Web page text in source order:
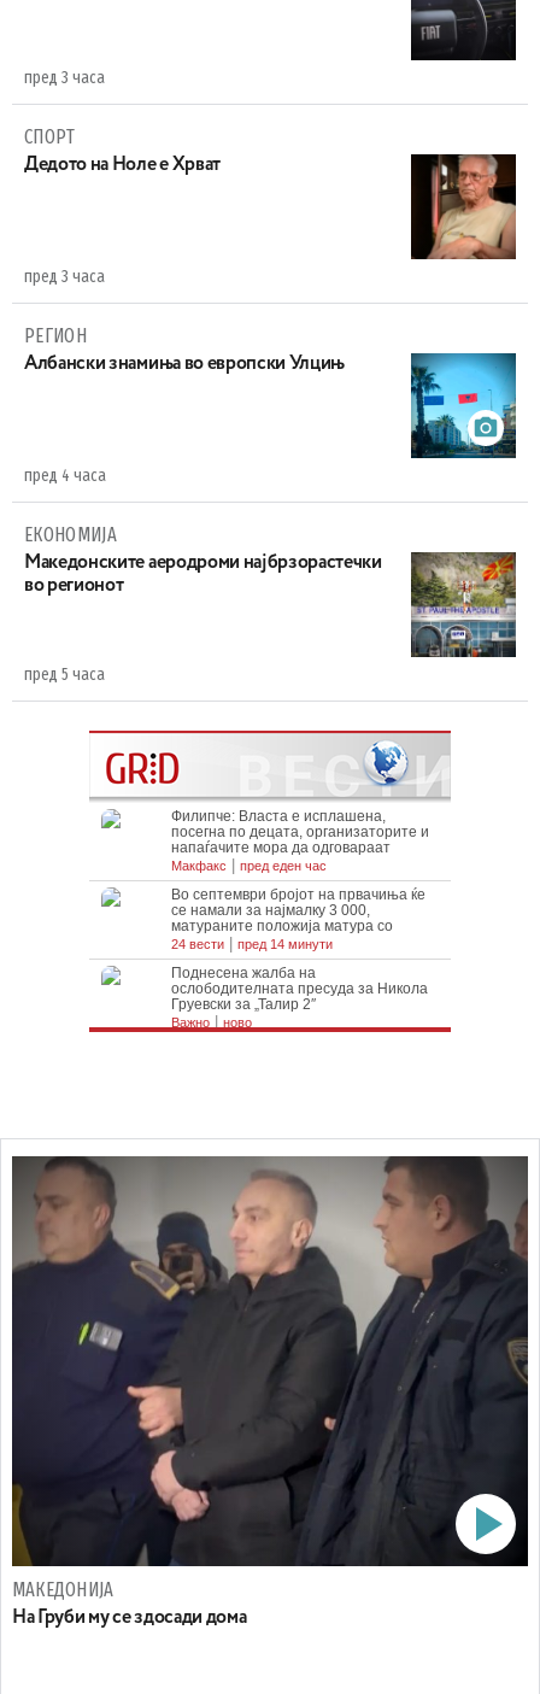
пред 3 часа
СПОРТ
Дедото на Ноле е Хрват
пред 3 часа
РЕГИОН
Aлбански знамиња во европски Улцињ
пред 4 часа
ЕКОНОМИЈА
Maкедонските аеродроми најбрзорастечки
во регионот
пред 5 часа
МАКЕДОНИЈА
На Груби му се здосади дома